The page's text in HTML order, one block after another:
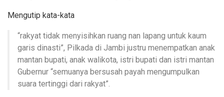
Mengutip kata-kata
“rakyat tidak menyisihkan ruang nan lapang untuk kaum
garis dinasti”, Pilkada di Jambi justru menempatkan anak
mantan bupati, anak walikota, istri bupati dan istri mantan
Gubernur “semuanya bersusah payah mengumpulkan
suara tertinggi dari rakyat”.